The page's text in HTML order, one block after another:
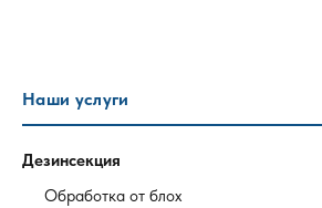
Наши услуги
Дезинсекция
Обработка от блох